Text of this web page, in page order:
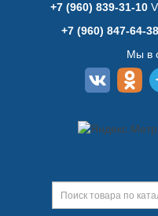
+7 (960) 839-31-10
+7 (960) 847-64-38
Мы в